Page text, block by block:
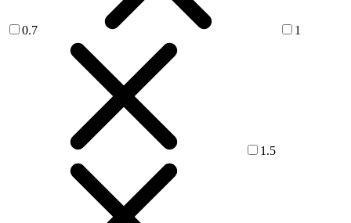
0.7 1
1.5